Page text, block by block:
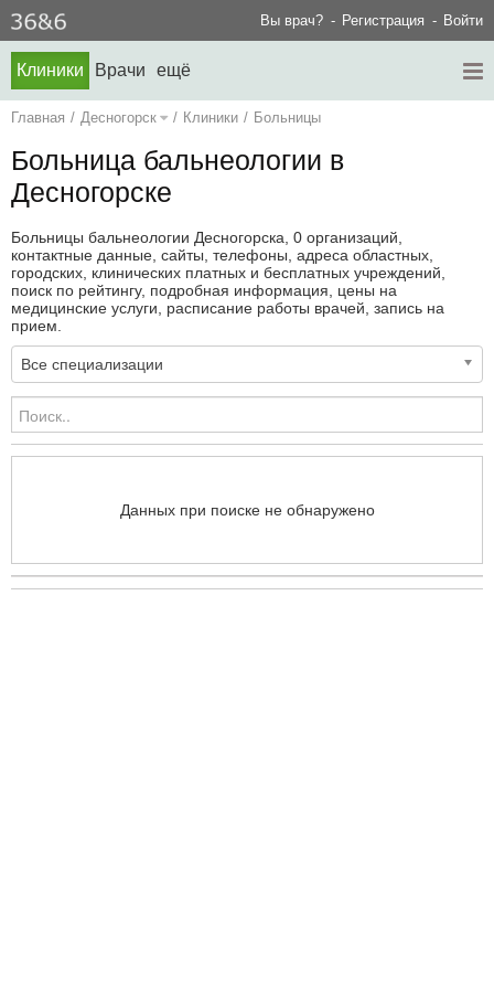
Вы врач? Регистрация Войти
Клиники Врачи ещё
Главная / Десногорск / Клиники / Больницы
Больница бальнеологии в
Десногорске
Больницы бальнеологии Десногорска, 0 организаций,
контактные данные, сайты, телефоны, адреса областных,
городских, клинических платных и бесплатных учреждений,
поиск по рейтингу, подробная информация, цены на
медицинские услуги, расписание работы врачей, запись на
прием.
Все специализации
Данных при поиске не обнаружено